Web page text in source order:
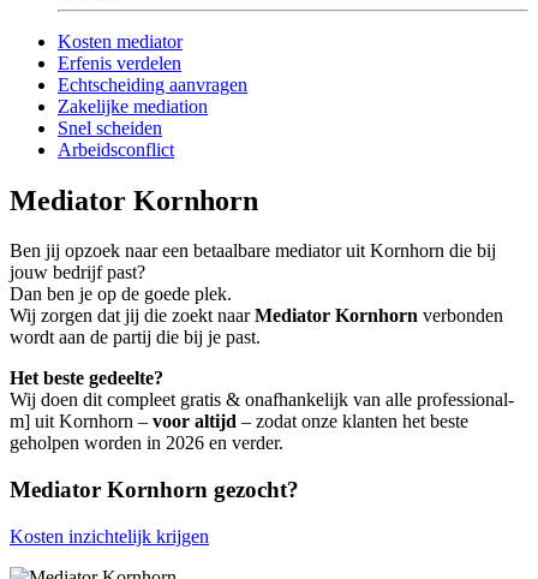
Kosten mediator
Erfenis verdelen
Echtscheiding aanvragen
Zakelijke mediation
Snel scheiden
Arbeidsconflict
Mediator Kornhorn
Ben jij opzoek naar een betaalbare mediator uit Kornhorn die bij
jouw bedrijf past?
Dan ben je op de goede plek.
Wij zorgen dat jij die zoekt naarMediator Kornhorn verbonden
wordt aan de partij die bij je past.
Het beste gedeelte?
Wij doen dit compleet gratis & onafhankelijk van alle professional-
m] uit Kornhorn – voor altijd – zodat onze klanten het beste
geholpen worden in 2026 en verder.
Mediator Kornhorn gezocht?
Kosten inzichtelijk krijgen